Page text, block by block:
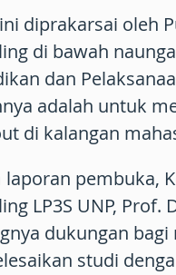
diprakarsai oleh
di bawah
dan
adalah untuk
di kalangan
laporan pembuka,
LP3S UNP,
dukungan
studi